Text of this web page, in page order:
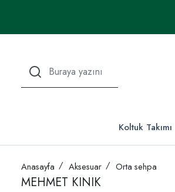
Koltuk Takımı
Anasayfa Aksesuar Orta sehpa
MEHMET KINIK